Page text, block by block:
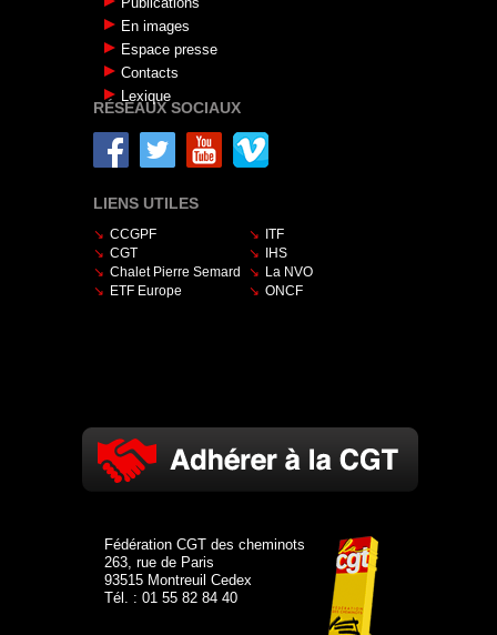
En images
Espace presse
Contacts
Lexique
RÉSEAUX SOCIAUX
LIENS UTILES
CCGPF
CGT
Chalet Pierre Semard
ETF Europe
ITF
IHS
La NVO
ONCF
Fédération CGT des cheminots
263, rue de Paris
93515 Montreuil Cedex
Tél. : 01 55 82 84 40